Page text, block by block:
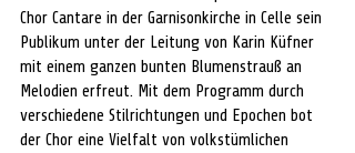
Chor Cantare in der Garnisonkirche in Celle sein
Publikum unter der Leitung von Karin Küfner
mit einem ganzen bunten Blumenstrauß an
Melodien erfreut. Mit dem Programm durch
verschiedene Stilrichtungen und Epochen bot
der Chor eine Vielfalt von volkstümlichen